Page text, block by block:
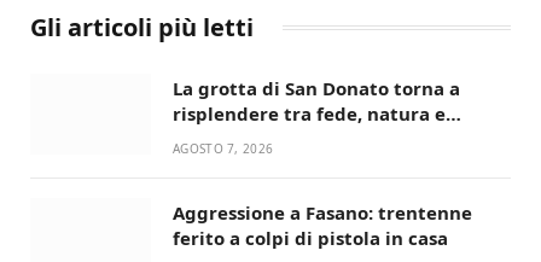
Gli articoli più letti
La grotta di San Donato torna a
risplendere tra fede, natura e
devozione
AGOSTO 7, 2026
Aggressione a Fasano: trentenne
ferito a colpi di pistola in casa